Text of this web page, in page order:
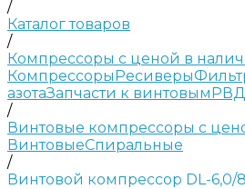
/
Каталог товаров
/
Компрессоры с ценой в
КомпрессорыРесиверы
азотаЗапчасти к винтовымРВД
/
Винтовые компрессоры с
ВинтовыеСпиральные
/
Винтовой компрессор DL-6,0/